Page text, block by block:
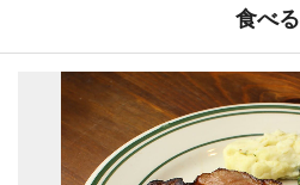
食べる